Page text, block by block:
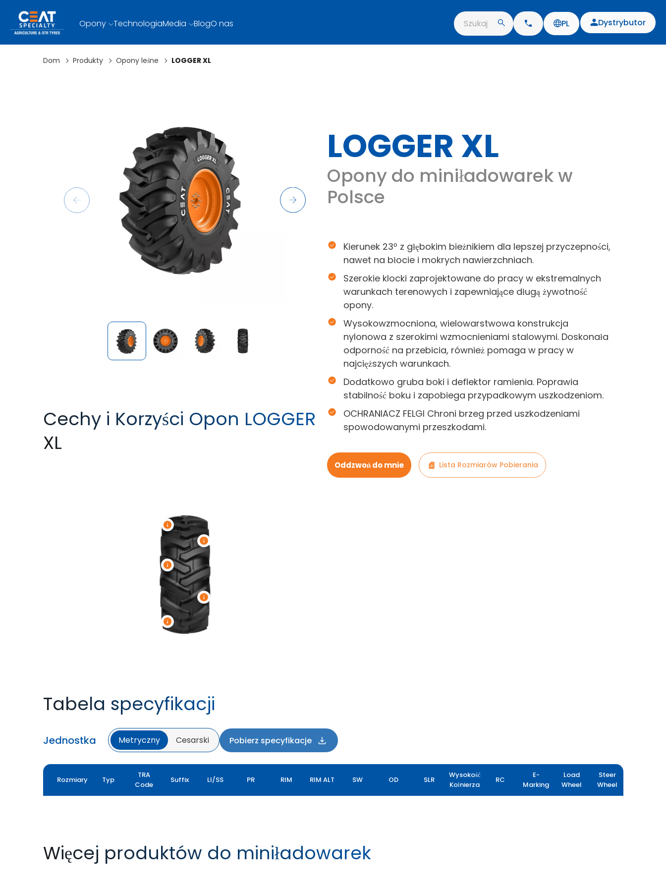
Opony TechnologiaMedia BlogO nas Szukaj PL Dystrybutor
Dom Produkty Opony leśne LOGGER XL
Cechy i Korzyści Opon LOGGER
XL
LOGGER XL
Opony do miniładowarek w
Polsce
Kierunek 23º z głębokim bieżnikiem dla lepszej przyczepności,
nawet na błocie i mokrych nawierzchniach.
Szerokie klocki zaprojektowane do pracy w ekstremalnych
warunkach terenowych i zapewniające długą żywotność
opony.
Wysokowzmocniona, wielowarstwowa konstrukcja
nylonowa z szerokimi wzmocnieniami stalowymi. Doskonała
odporność na przebicia, również pomaga w pracy w
najcięższych warunkach.
Dodatkowo gruba boki i deflektor ramienia. Poprawia
stabilność boku i zapobiega przypadkowym uszkodzeniom.
OCHRANIACZ FELGI Chroni brzeg przed uszkodzeniami
spowodowanymi przeszkodami.
Oddzwoń do mnie Lista Rozmiarów Pobierania
Tabela specyfikacji
Jednostka Metryczny Cesarski Pobierz specyfikacje
Rozmiary Typ
TRA
Code
Suffix LI/SS PR RIM RIM ALT SW OD SLR
Wysokość
Kołnierza
RC
E-
Marking
Load
Wheel
Steer
Wheel
Więcej produktów do miniładowarek